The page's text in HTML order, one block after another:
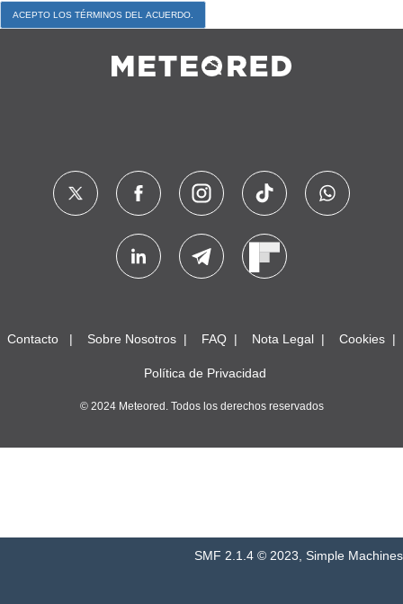
Contacto Sobre Nosotros FAQ Nota Legal Cookies
Política de Privacidad
© 2024 Meteored. Todos los derechos reservados
SMF 2.1.4 © 2023 Simple Machines